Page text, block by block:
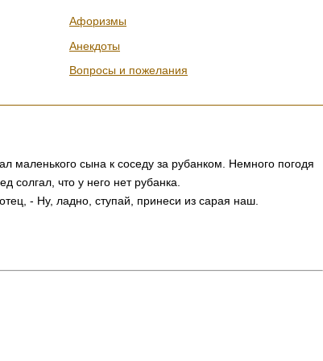
Афоризмы
Анекдоты
Вопросы и пожелания
маленького сына к соседу за рубанком. Немного погодя
солгал, что у него нет рубанка.
- Ну, ладно, ступай, принеси из сарая наш.